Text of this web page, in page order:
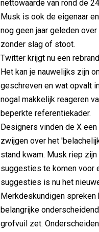
nettowaarde van rond de
Musk is ook de eigenaar
nog geen jaar geleden
zonder slag of stoot.
Twitter krijgt nu een
Het kan je nauwelijks zijn
geschreven en wat opvalt
nogal makkelijk reageren
beperkte referentiekader.
Designers vinden de X
zwijgen over het
stand kwam. Musk riep
suggesties te komen voor
suggesties is nu het
Merkdeskundigen
belangrijke
grofvuil zet.